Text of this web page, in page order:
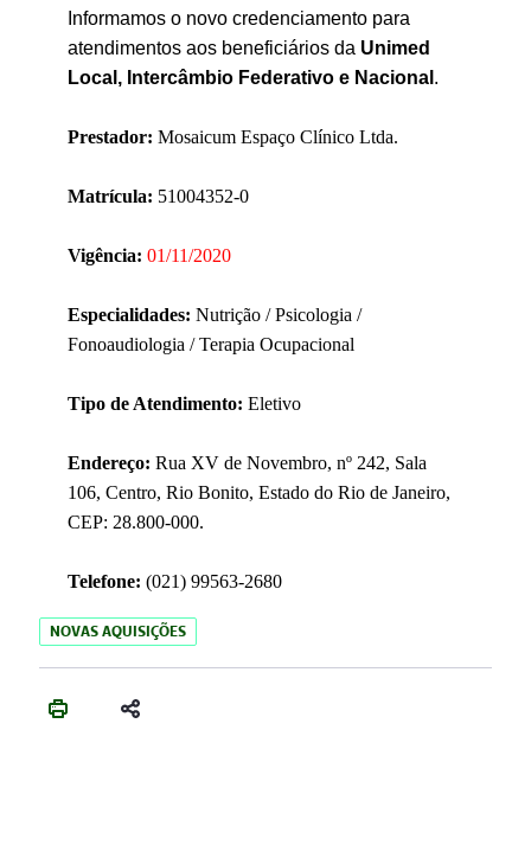
Informamos o novo credenciamento para
atendimentos aos beneficiários da Unimed
Local, Intercâmbio Federativo e Nacional .
Prestador: Mosaicum Espaço Clínico Ltda.
Matrícula: 51004352-0
Vigência: 01/11/2020
Especialidades: Nutrição / Psicologia /
Fonoaudiologia / Terapia Ocupacional
Tipo de Atendimento: Eletivo
Endereço: Rua XV de Novembro, nº 242, Sala
106, Centro, Rio Bonito, Estado do Rio de Janeiro,
CEP: 28.800-000.
Telefone: (021) 99563-2680
NOVAS AQUISIÇÕES